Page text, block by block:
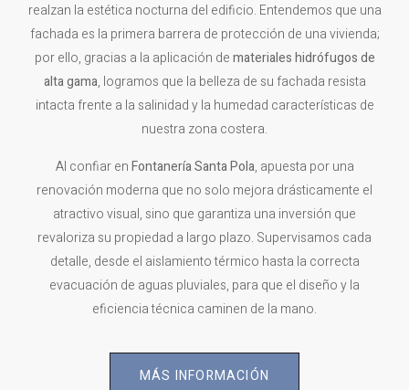
realzan la estética nocturna del edificio. Entendemos que una
fachada es la primera barrera de protección de una vivienda;
por ello, gracias a la aplicación demateriales hidrófugos de
alta gama, logramos que la belleza de su fachada resista
intacta frente a la salinidad y la humedad características de
nuestra zona costera.
Al confiar enFontanería Santa Pola, apuesta por una
renovación moderna que no solo mejora drásticamente el
atractivo visual, sino que garantiza una inversión que
revaloriza su propiedad a largo plazo. Supervisamos cada
detalle, desde el aislamiento térmico hasta la correcta
evacuación de aguas pluviales, para que el diseño y la
eficiencia técnica caminen de la mano.
MÁS INFORMACIÓN